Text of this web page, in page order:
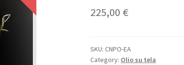
225,00 €
SKU:CNPO-EA
Category: Olio su tela